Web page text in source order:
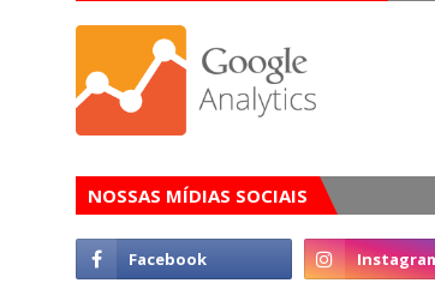
NOSSAS MÍDIAS SOCIAIS